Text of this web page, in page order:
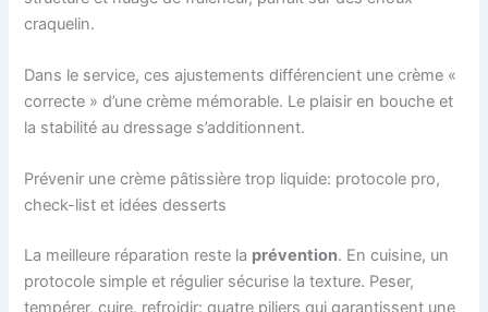
craquelin.
Dans le service, ces ajustements différencient une crème «
correcte » d’une crème mémorable. Le plaisir en bouche et
la stabilité au dressage s’additionnent.
Prévenir une crème pâtissière trop liquide: protocole pro,
check-list et idées desserts
La meilleure réparation reste la prévention. En cuisine, un
protocole simple et régulier sécurise la texture. Peser,
tempérer, cuire, refroidir: quatre piliers qui garantissent une